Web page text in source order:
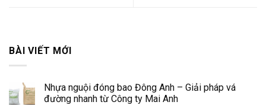
BÀI VIẾT MỚI
Nhựa nguội đóng bao Đông Anh – Giải pháp vá
đường nhanh từ Công ty Mai Anh